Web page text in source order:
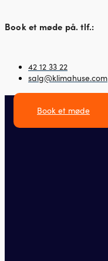
Book et møde på. tlf.:
42 12 33 22
salg@klimahuse.com
Book et møde